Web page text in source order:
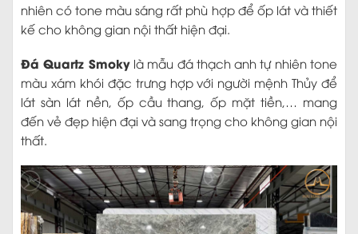
nhiên có tone màu sáng rất phù hợp để ốp lát và thiết
kế cho không gian nội thất hiện đại.
Đá Quartz Smokylà mẫu đá thạch anh tự nhiên tone
màu xám khói đặc trưng hợp với người mệnh Thủy để
lát sàn lát nền, ốp cầu thang, ốp mặt tiền,… mang
đến vẻ đẹp hiện đại và sang trọng cho không gian nội
thất.